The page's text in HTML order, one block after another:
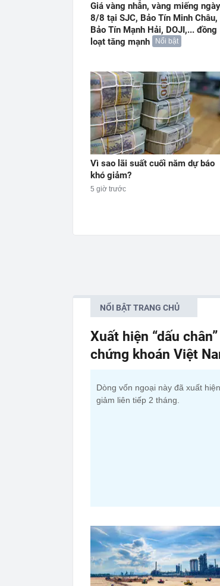
Giá vàng nhẫn, vàng miếng ngày
8/8 tại SJC, Bảo Tín Minh Châu,
Bảo Tín Mạnh Hải, DOJI,... đồng
loạt tăng mạnh
Nổi bật
Vì sao lãi suất cuối năm dự báo
khó giảm?
5 giờ trước
NỔI BẬT TRANG CHỦ
Xuất hiện “dấu
chứng khoán Việt
Dòng vốn ngoại này đã xuất
giảm liên tiếp 2 tháng.